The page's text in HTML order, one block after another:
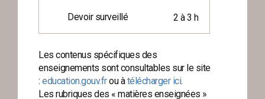
Devoir surveillé 2 à 3 h
Les contenus spécifiques des
enseignements sont consultables sur le site
: education.gouv.frou àtélécharger ici.
Les rubriques des « matières enseignées »